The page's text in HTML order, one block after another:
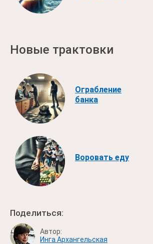
Новые трактовки
Ограбление
банка
Воровать еду
Поделиться:
Автор:
Инга Архангельская